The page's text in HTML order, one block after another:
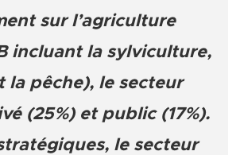
sur l’agriculture
incluant la sylviculture,
la pêche), le secteur
(25%) et public (17%).
le secteur